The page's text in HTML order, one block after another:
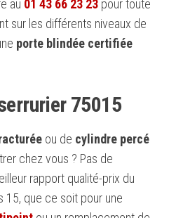
au 01 43 66 23 23 pour toute
sur les différents niveaux de
porte blindée certifiée
75015
ou de cylindre percé
chez vous ? Pas de
rapport qualité-prix du
15, que ce soit pour une